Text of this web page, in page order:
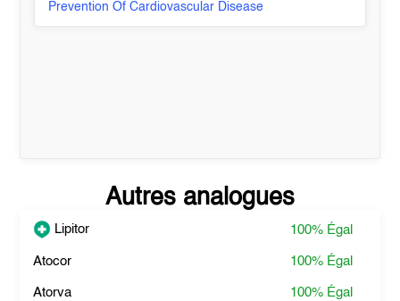
Prevention Of Cardiovascular Disease
Autres analogues
Lipitor 100% Égal
Atocor 100% Égal
Atorva 100% Égal